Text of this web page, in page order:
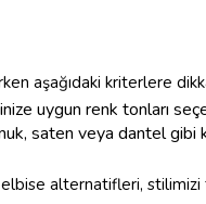
aşağıdaki kriterlere
uygun renk tonları
saten veya dantel gibi
alternatifleri, stilimizi